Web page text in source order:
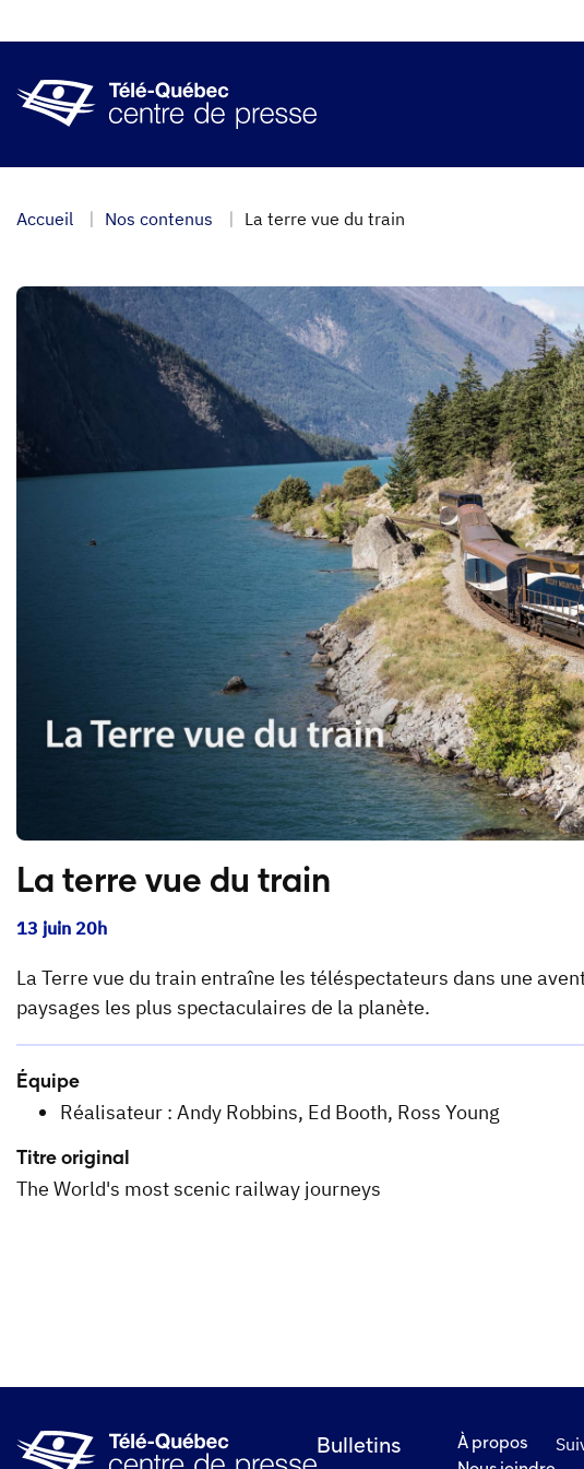
au
principal
Accueil Nos contenus La terre vue du train
La terre vue du train
13 juin 20h
La Terre vue du train entraîne les téléspectateurs dans une
paysages les plus spectaculaires de la planète.
Équipe
Réalisateur : Andy Robbins, Ed Booth, Ross Young
Titre original
The World's most scenic railway journeys
Bulletins
À propos